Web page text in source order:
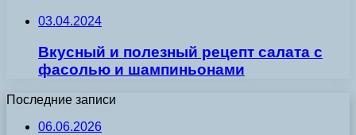
03.04.2024
Вкусный и полезный рецепт салата с
фасолью и шампиньонами
Последние записи
06.06.2026